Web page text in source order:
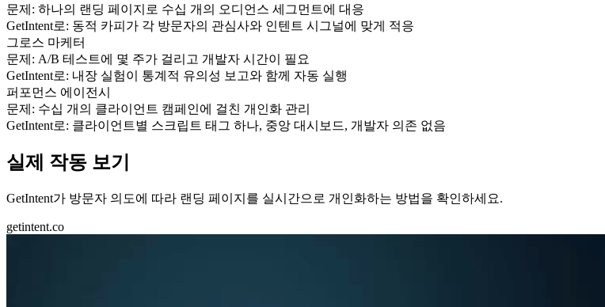
문제: 하나의 랜딩 페이지로 수십 개의 오디언스 세그먼트에 대응
GetIntent로: 동적 카피가 각 방문자의 관심사와 인텐트 시그널에 맞게 적응
그로스 마케터
문제: A/B 테스트에 몇 주가 걸리고 개발자 시간이 필요
GetIntent로: 내장 실험이 통계적 유의성 보고와 함께 자동 실행
퍼포먼스 에이전시
문제: 수십 개의 클라이언트 캠페인에 걸친 개인화 관리
GetIntent로: 클라이언트별 스크립트 태그 하나, 중앙 대시보드, 개발자 의존 없음
실제 작동 보기
GetIntent가 방문자 의도에 따라 랜딩 페이지를 실시간으로 개인화하는 방법을 확인하세요.
getintent.co